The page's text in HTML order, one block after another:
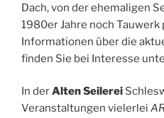
Dach, von der ehemaligen
1980er Jahre noch
Informationen über die
finden Sie bei Interesse
In derAlten Seilerei
Veranstaltungen vielerlei